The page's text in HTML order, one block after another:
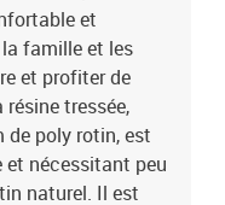
: 55 cmRepose-pied
enduit de
x H)Dimension du siège :
du sol : 37 cmTable
enduit de poudre,
cm (L x l x H)Coussin
: tissu (100 %
de siège :
et
famille et les
et profiter de
tressée,
de poly rotin, est
nécessitant peu
naturel. Il est